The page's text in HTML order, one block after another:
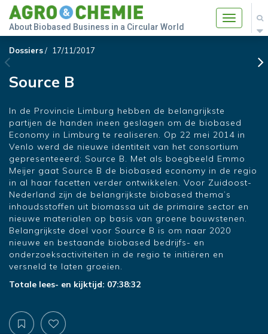
Toggle
About Biobased Business in a Circular World
Dossiers/ 17/11/2017
Source B
In de Provincie Limburg hebben de belangrijkste
partijen de handen ineen geslagen om de biobased
Economy in Limburg te realiseren. Op 22 mei 2014 in
Venlo werd de nieuwe identiteit van het consortium
gepresenteeerd; Source B. Met als boegbeeld Emmo
Meijer gaat Source B de biobased economy in de regio
in al haar facetten verder ontwikkelen. Voor Zuidoost-
Nederland zijn de belangrijkste biobased thema’s
inhoudsstoffen uit biomassa uit de primaire sector en
nieuwe materialen op basis van groene bouwstenen.
Belangrijkste doel voor Source B is om naar 2020
nieuwe en bestaande biobased bedrijfs- en
onderzoeksactiviteiten in de regio te initiëren en
versneld te laten groeien.
Totale lees- en kijktijd: 07:38:32